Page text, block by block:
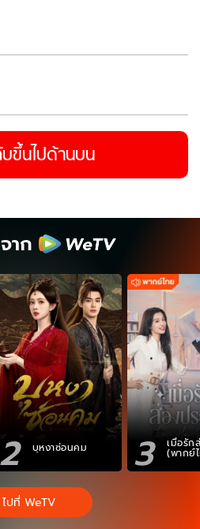
ขึ้นไปด้านบน
าก
2 บุหงาซ่อนคม 3 เมื่อรัก
(พากย์
ไปที่ WeTV